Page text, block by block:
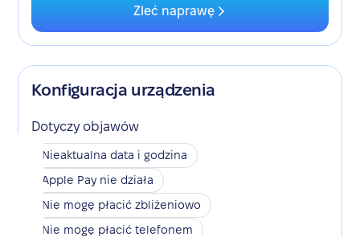
Zleć naprawę
Konfiguracja urządzenia
Dotyczy objawów
Nieaktualna data i godzina
Apple Pay nie działa
Nie mogę płacić zbliżeniowo
Nie mogę płacić telefonem